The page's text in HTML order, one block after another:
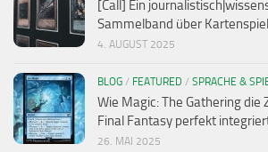
[Call] Ein
Sammelband über
4. AUGUST 2025
BLOG / FEATURED / SPRACHE &
Wie Magic: The Gathering die
Final Fantasy perfekt
26. MAI 2025